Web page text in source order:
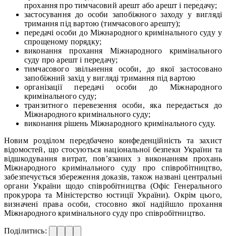
прохання про тимчасовий арешт або арешт і передачу;
застосування до особи запобіжного заходу у вигляді
тримання під вартою (тимчасового арешту);
передачі особи до Міжнародного кримінального суду у
спрощеному порядку;
виконання прохання Міжнародного кримінального
суду про арешт і передачу;
тимчасового звільнення особи, до якої застосовано
запобіжний захід у вигляді тримання під вартою
організації передачі особи до Міжнародного
кримінального суду;
транзитного перевезення особи, яка передається до
Міжнародного кримінального суду;
виконання рішень Міжнародного кримінального суду.
Новим розділом передбачено конфеденційність та захист
відомостей, що стосуються національної безпеки України та
відшкодування витрат, пов’язаних з виконанням прохань
Міжнародного кримінального суду про співробітництво,
забезпечується збереження доказів, також названі центральні
органи України щодо співробітництва (Офіс Генерального
прокурора та Міністерство юстиції України). Окрім цього,
визначені права особи, стосовно якої надійшло прохання
Міжнародного кримінального суду про співробітництво.
Поділитись: